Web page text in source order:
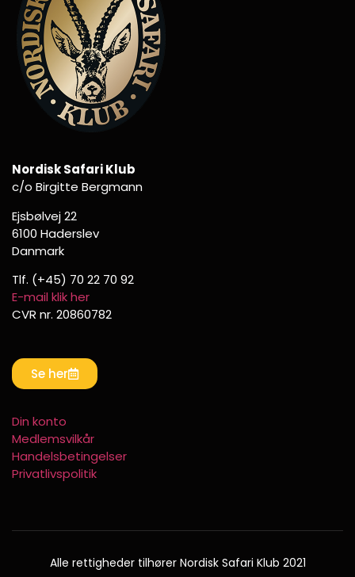
Nordisk Safari Klub
c/o Birgitte Bergmann
Ejsbølvej 22
6100 Haderslev
Danmark
Tlf. (+45) 70 22 70 92
E-mail klik her
CVR nr. 20860782
Se her
Din konto
Medlemsvilkår
Handelsbetingelser
Privatlivspolitik
Alle rettigheder tilhører Nordisk Safari Klub 2021